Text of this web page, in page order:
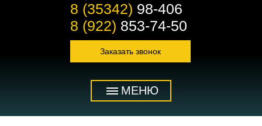
8 (35342) 98-406
8 (922) 853-74-50
Заказать звонок
МЕНЮ